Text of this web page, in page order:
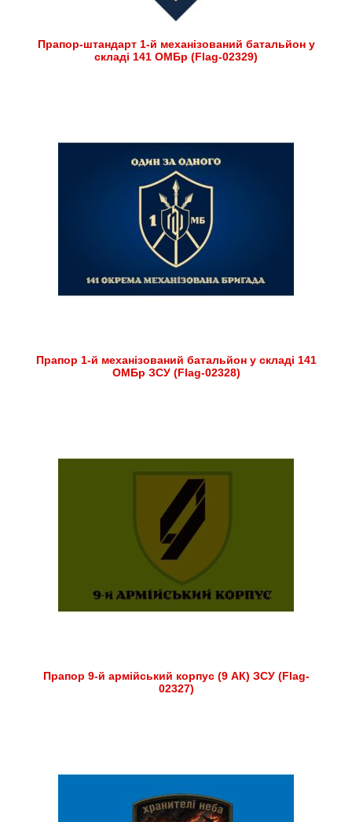
Прапор-штандарт 1-й механізований батальйон у
складі 141 ОМБр (Flag-02329)
Прапор 1-й механізований батальйон у складі 141
ОМБр ЗСУ (Flag-02328)
Прапор 9-й армійський корпус (9 АК) ЗСУ (Flag-
02327)